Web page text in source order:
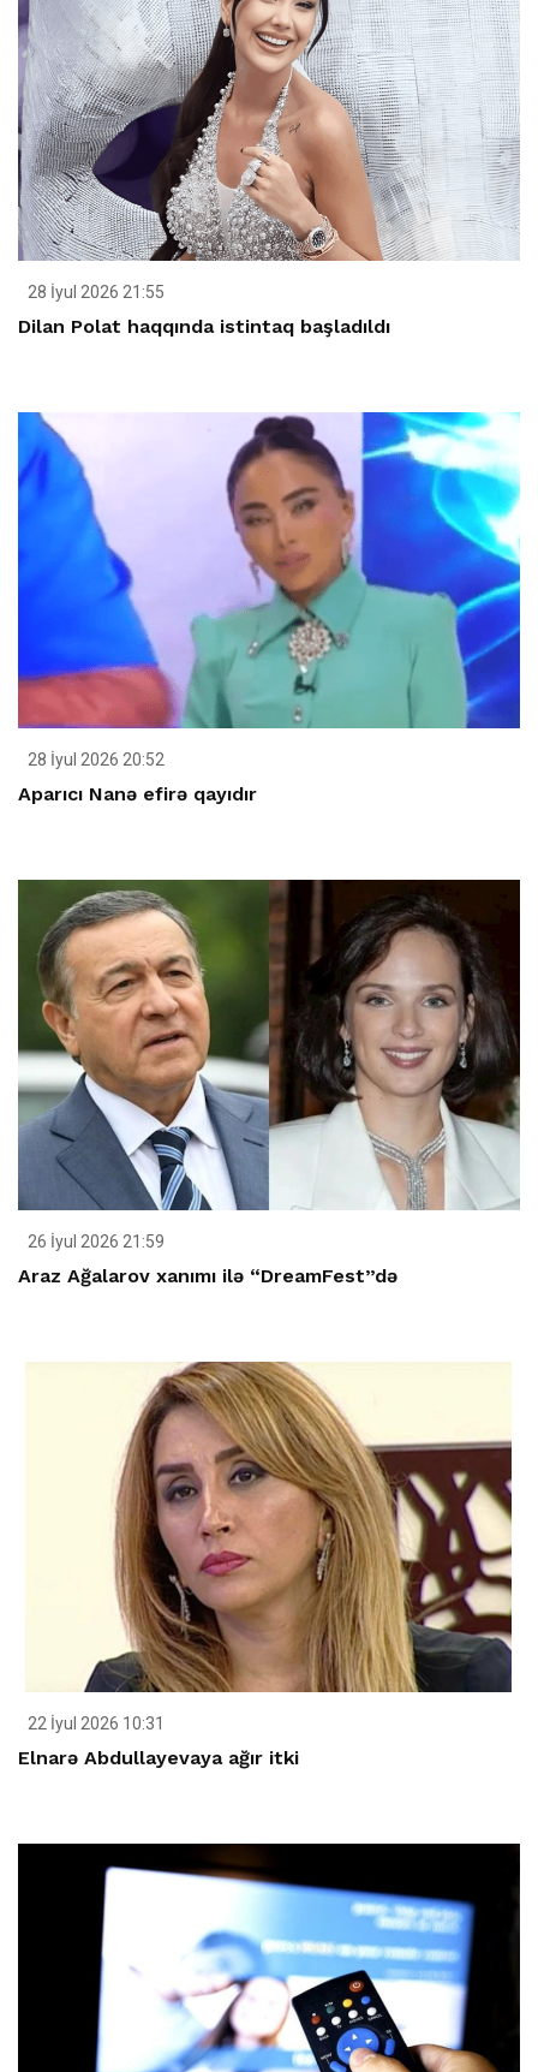
28 İyul 2026 21:55
Dilan Polat haqqında istintaq başladıldı
28 İyul 2026 20:52
Aparıcı Nanə efirə qayıdır
26 İyul 2026 21:59
Araz Ağalarov xanımı ilə “DreamFest”də
22 İyul 2026 10:31
Elnarə Abdullayevaya ağır itki